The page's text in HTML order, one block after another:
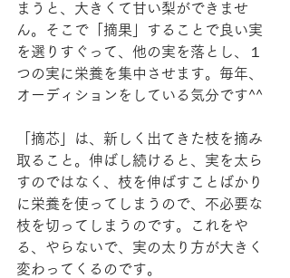
まうと、大きくて甘い梨ができませ
ん。そこで「摘果」することで良い実
を選りすぐって、他の実を落とし、１
つの実に栄養を集中させます。毎年、
オーディションをしている気分です^^
「摘芯」は、新しく出てきた枝を摘み
取ること。伸ばし続けると、実を太ら
すのではなく、枝を伸ばすことばかり
に栄養を使ってしまうので、不必要な
枝を切ってしまうのです。これをや
る、やらないで、実の太り方が大きく
変わってくるのです。